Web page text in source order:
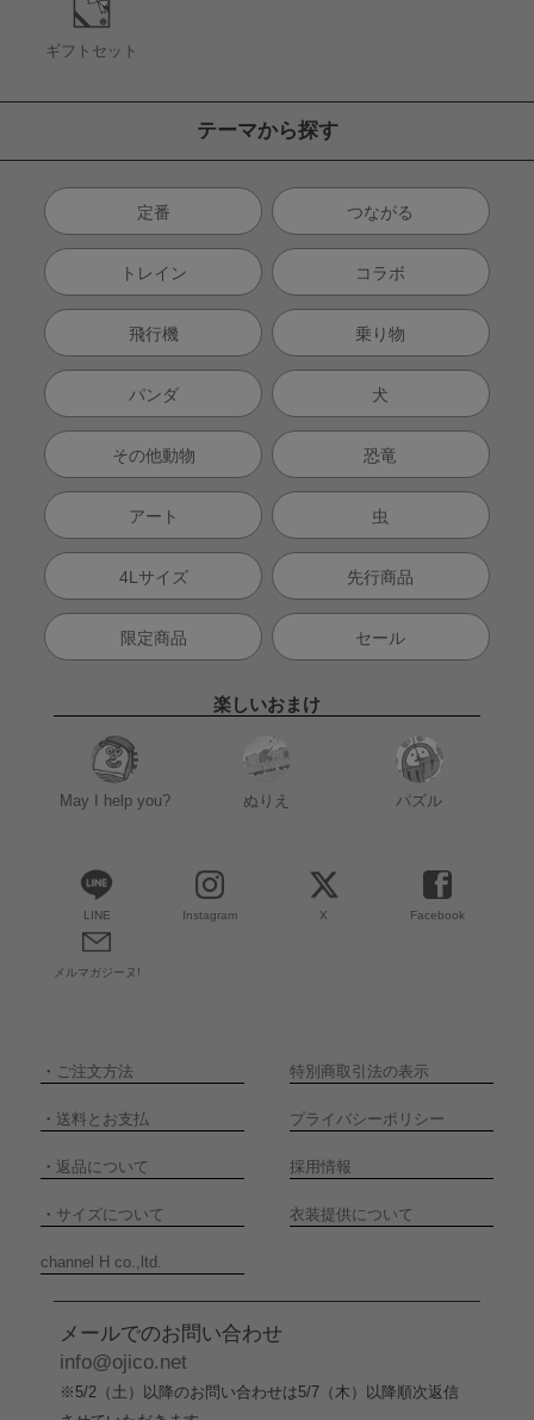
ギフトセット
テーマから探す
定番 つながる
トレイン コラボ
飛行機 乗り物
パンダ 犬
その他動物 恐竜
アート 虫
4Lサイズ 先行商品
限定商品 セール
楽しいおまけ
May I help you? ぬりえ パズル
LINE Instagram X Facebook
メルマガジーヌ!
・ ご注文方法 特別商取引法の表示
・ 送料とお支払 プライバシーポリシー
・ 返品について 採用情報
・ サイズについて 衣装提供について
channel H co.,ltd.
メールでのお問い合わせ
info@ojico.net
※5/2（土）以降のお問い合わせは5/7（木）以降順次返信